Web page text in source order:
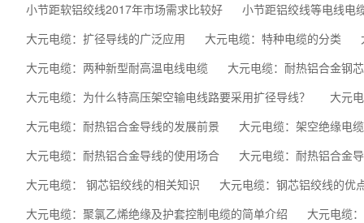
小节距软铝绞线2017年市场需求比较好
小节距铝绞线等电线电
大元电缆：扩径导线的广泛应用
大元电缆：特种电缆的分类
大元电缆：两种新型耐高温电线电缆
大元电缆：耐热铝合金钢
大元电缆：为什么特高压架空输电线路要采用扩径导线？
大元
大元电缆：耐热铝合金导线的发展前景
大元电缆：架空绝缘电
大元电缆：耐热铝合金导线的使用场合
大元电缆：耐热铝合金
大元电缆： 钢芯铝绞线的相关知识
大元电缆：钢芯铝绞线的优
大元电缆：聚氯乙烯绝缘及护套控制电缆的简单介绍
大元电缆